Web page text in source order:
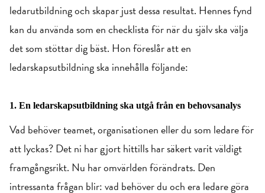
ledarutbildning och skapar just dessa resultat. Hennes fynd
kan du använda som en checklista för när du själv ska välja
det som stöttar dig bäst. Hon föreslår att en
ledarskapsutbildning ska innehålla följande:
1. En ledarskapsutbildning ska utgå från en behovsanalys
Vad behöver teamet, organisationen eller du som ledare för
att lyckas?Det ni har gjort hittills har säkert varit väldigt
framgångsrikt. Nu har omvärlden förändrats. Den
intressanta frågan blir: vad behöver du och era ledare göra